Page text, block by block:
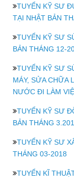
TUYỂN KỸ SƯ
TẠI NHẬT BẢN
TUYỂN KỸ SƯ
BẢN THÁNG 12-
TUYỂN KỸ SƯ
MÁY, SỬA CHỮA
NƯỚC ĐI LÀM
TUYỂN KỸ SƯ
BẢN THÁNG
TUYỂN KỸ SƯ
THÁNG 03-2018
TUYỂN KĨ